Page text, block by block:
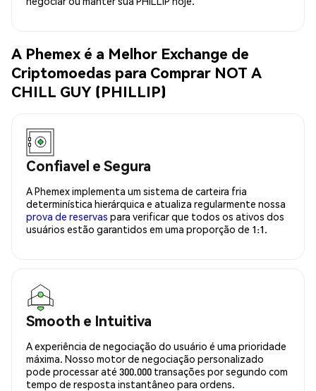
A Phemex é a Melhor Exchange de
Criptomoedas para Comprar NOT A
CHILL GUY (PHILLIP)
Confiavel e Segura
A Phemex implementa um sistema de carteira fria
determinística hierárquica e atualiza regularmente nossa
prova de reservas para verificar que todos os ativos dos
usuários estão garantidos em uma proporção de 1:1.
Smooth e Intuitiva
A experiência de negociação do usuário é uma prioridade
máxima. Nosso motor de negociação personalizado
pode processar até 300.000 transações por segundo com
tempo de resposta instantâneo para ordens.